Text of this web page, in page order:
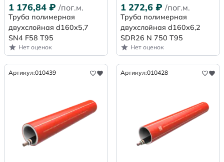
1 176,84 ₽ /пог.м.
Труба полимерная
двухслойная d160х5,7
SN4 F58 Т95
Нет оценок
1 272,6 ₽ /пог.м.
Труба полимерная
двухслойная d160x6,2
SDR26 N 750 Т95
Нет оценок
Артикул:010439 Артикул:010428